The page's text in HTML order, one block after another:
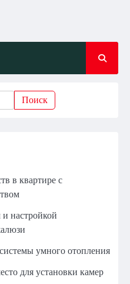
в квартире с
настройкой
умного отопления
для установки камер